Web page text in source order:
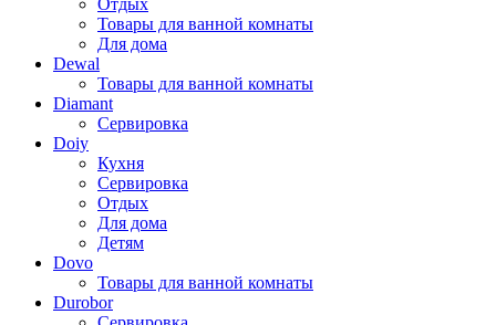
Отдых
Товары для ванной комнаты
Для дома
Dewal
Товары для ванной комнаты
Diamant
Сервировка
Doiy
Кухня
Сервировка
Отдых
Для дома
Детям
Dovo
Товары для ванной комнаты
Durobor